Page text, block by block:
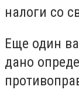
налоги со
Еще один
дано